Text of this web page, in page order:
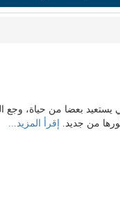
بعضا من حياة، وجع
من جديد.
إقرأ المزيد...